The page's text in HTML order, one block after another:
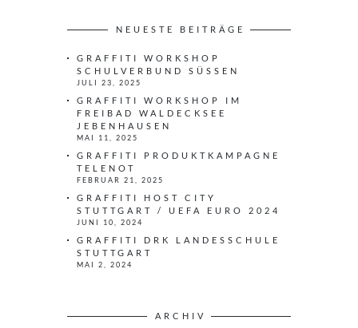
e
n
NEUESTE BEITRÄGE
GRAFFITI WORKSHOP
SCHULVERBUND SÜSSEN
JULI 23, 2025
GRAFFITI WORKSHOP IM
FREIBAD WALDECKSEE
JEBENHAUSEN
MAI 11, 2025
GRAFFITI PRODUKTKAMPAGNE
TELENOT
FEBRUAR 21, 2025
GRAFFITI HOST CITY
STUTTGART / UEFA EURO 2024
JUNI 10, 2024
GRAFFITI DRK LANDESSCHULE
STUTTGART
MAI 2, 2024
ARCHIV